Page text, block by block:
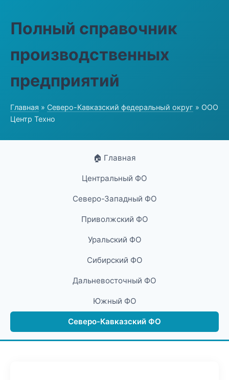
Полный справочник
производственных
предприятий
Главная » Северо-Кавказский федеральный округ » ООО
Центр Техно
🏠 Главная
Центральный ФО
Северо-Западный ФО
Приволжский ФО
Уральский ФО
Сибирский ФО
Дальневосточный ФО
Южный ФО
Северо-Кавказский ФО